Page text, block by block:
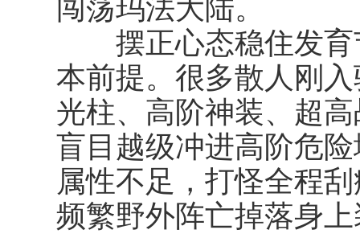
闯荡玛法大陆。
摆正心态稳住发育
本前提。很多散人刚
光柱、高阶神装、超
盲目越级冲进高阶危
属性不足，打怪全程
频繁野外阵亡掉落身